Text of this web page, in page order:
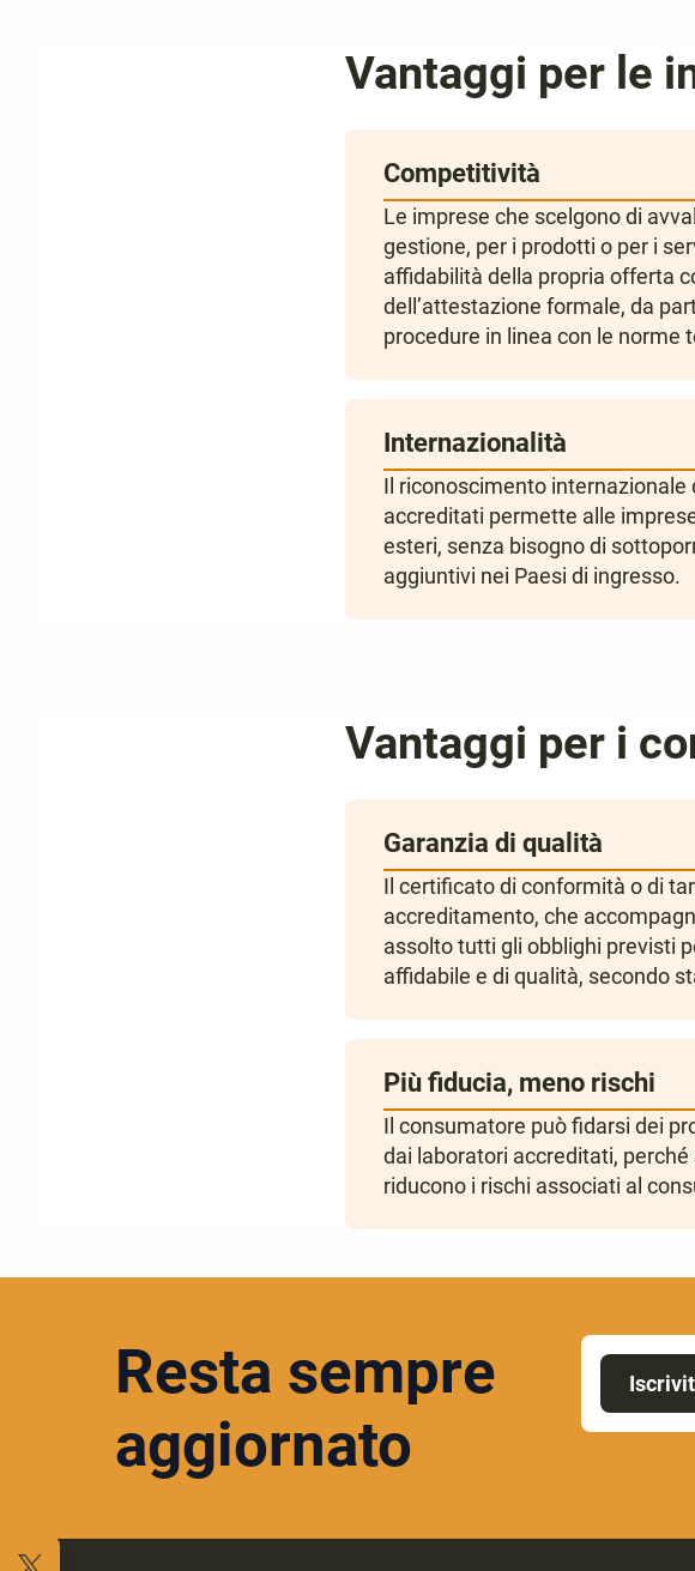
Vantaggi per le
Competitività
Le imprese che scelgono di
gestione, per i prodotti o per i
affidabilità della propria offerta
dell’attestazione formale, da
procedure in linea con le norme
Internazionalità
Il riconoscimento
accreditati permette alle
esteri, senza bisogno di
aggiuntivi nei Paesi di ingresso.
Vantaggi per i
Garanzia di qualità
Il certificato di conformità o di
accreditamento, che
assolto tutti gli obblighi previsti
affidabile e di qualità, secondo
Più fiducia, meno rischi
Il consumatore può fidarsi dei
dai laboratori accreditati,
riducono i rischi associati al
Resta sempre
aggiornato